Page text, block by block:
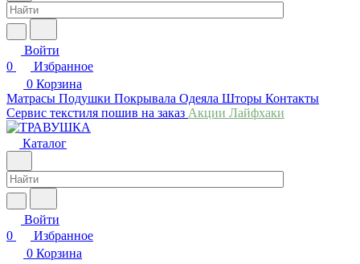
Войти
0
Избранное
0 Корзина
Матрасы Подушки Покрывала Одеяла Шторы Контакты
Сервис текстиля пошив на заказ Акции Лайфхаки
Каталог
Войти
0
Избранное
0 Корзина